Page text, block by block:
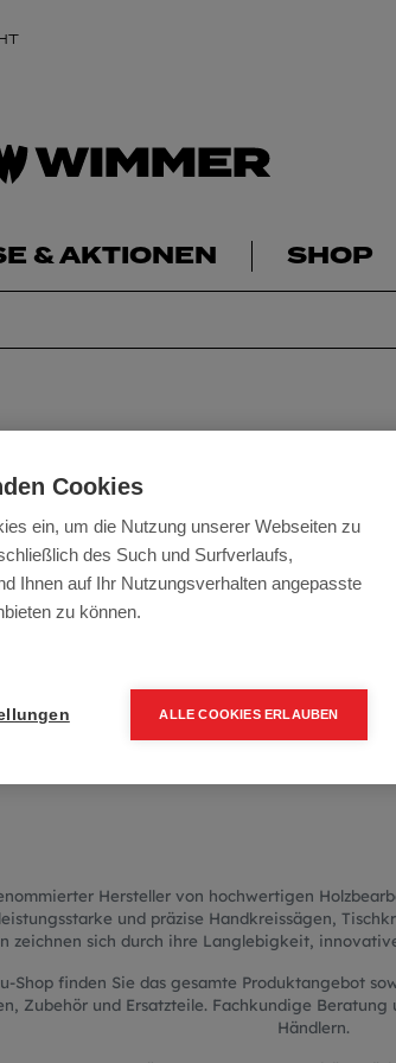
& AKTIONEN SHOP
Sie in langlebige
Mafell-Maschinen für
Hersteller von hochwertigen
und präzise Handkreissägen,
zeichnen sich durch ihre Langlebigkeit,
Shop finden Sie das gesamte Produktangebot
Zubehör und Ersatzteile. Fachkundige
Händlern.
Cookies
ein, um die Nutzung unserer Webseiten zu
des Such und Surfverlaufs,
Ihnen auf Ihr Nutzungsverhalten angepasste
zu können.
ALLE COOKIES ERLAUBEN